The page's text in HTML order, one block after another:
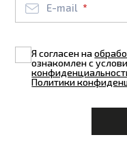
E-mail
Я согласен на
ознакомлен с
Политики